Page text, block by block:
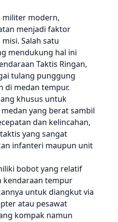
militer modern,
menjadi faktor
Salah satu
mendukung hal ini
Taktis Ringan,
tulang punggung
di medan tempur.
khusus untuk
yang berat sambil
dan kelincahan,
yang sangat
infanteri maupun unit
bobot yang relatif
kendaraan tempur
untuk diangkut via
atau pesawat
kompak namun